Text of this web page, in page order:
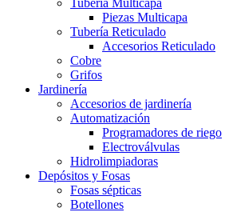
Piezas Multicapa
Tubería Reticulado
Accesorios Reticulado
Cobre
Grifos
Jardinería
Accesorios de jardinería
Automatización
Programadores de riego
Electroválvulas
Hidrolimpiadoras
Depósitos y Fosas
Fosas sépticas
Botellones